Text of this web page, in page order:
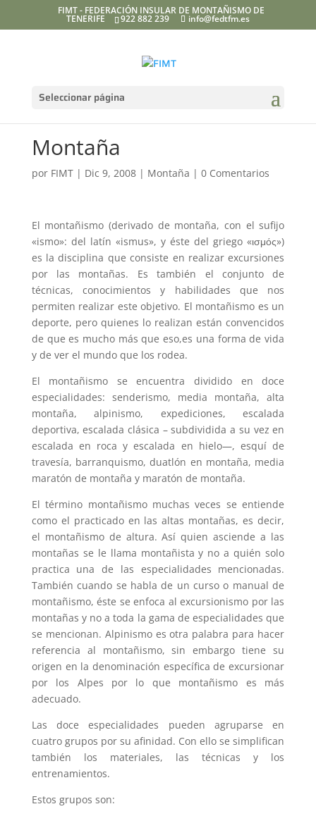
FIMT - FEDERACIÓN INSULAR DE MONTAÑISMO DE
TENERIFE 922 882 239 info@fedtfm.es
Seleccionar página
Montaña
por FIMT| Dic 9, 2008| Montaña | 0 Comentarios
El montañismo (derivado de montaña, con el sufijo
«ismo»: del latín «ismus», y éste del griego «ισμός»)
es la disciplina que consiste en realizar excursiones
por las montañas. Es también el conjunto de
técnicas, conocimientos y habilidades que nos
permiten realizar este objetivo. El montañismo es un
deporte, pero quienes lo realizan están convencidos
de que es mucho más que eso,es una forma de vida
y de ver el mundo que los rodea.
El montañismo se encuentra dividido en doce
especialidades: senderismo, media montaña, alta
montaña, alpinismo, expediciones, escalada
deportiva, escalada clásica – subdividida a su vez en
escalada en roca y escalada en hielo—, esquí de
travesía, barranquismo, duatlón en montaña, media
maratón de montaña y maratón de montaña.
El término montañismo muchas veces se entiende
como el practicado en las altas montañas, es decir,
el montañismo de altura. Así quien asciende a las
montañas se le llama montañista y no a quién solo
practica una de las especialidades mencionadas.
También cuando se habla de un curso o manual de
montañismo, éste se enfoca al excursionismo por las
montañas y no a toda la gama de especialidades que
se mencionan. Alpinismo es otra palabra para hacer
referencia al montañismo, sin embargo tiene su
origen en la denominación específica de excursionar
por los Alpes por lo que montañismo es más
adecuado.
Las doce especialidades pueden agruparse en
cuatro grupos por su afinidad. Con ello se simplifican
también los materiales, las técnicas y los
entrenamientos.
Estos grupos son: